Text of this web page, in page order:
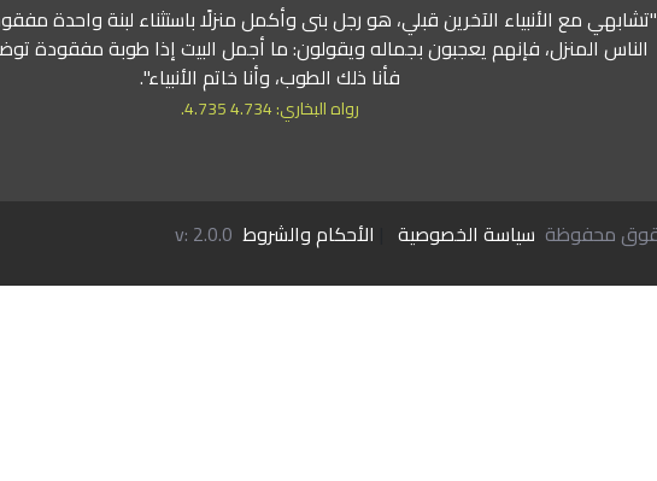
"تشابهي مع الأنبياء الآخرين قبلي، هو رجل بنى وأكمل منزلًا باستثناء لبنة واحدة
الناس المنزل، فإنهم يعجبون بجماله ويقولون: ما أجمل البيت إذا طوبة مفقودة
فأنا ذلك الطوب، وأنا خاتم الأنبياء".
رواه البخاري: 4.734 4.735.
سياسة الخصوصية الأحكام والشروط v: 2.0.0